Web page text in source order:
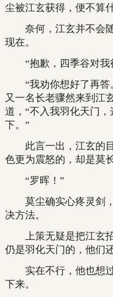
尘被江玄获得，便不算
奈何，江玄并不会随
现在。
“抱歉，四季谷对我
“我劝你想好了再答
又一名长老骤然来到江
道，“不入我羽化天门
下。”
此言一出，江玄的目
色更为震怒的，却是莫
“罗晖！”
莫尘确实心疼灵剑，
决方法。
上策无疑是把江玄招
仍是羽化天门的，他们
实在不行，他也想过
下来。